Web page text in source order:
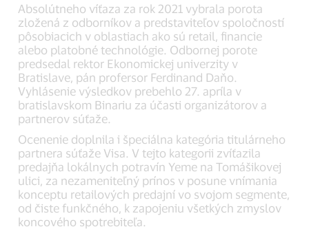
Absolútneho víťaza za rok 2021 vybrala porota
zložená z odborníkov a predstaviteľov spoločností
pôsobiacich v oblastiach ako sú retail, financie
alebo platobné technológie. Odbornej porote
predsedal rektor Ekonomickej univerzity v
Bratislave, pán profersor Ferdinand Daňo.
Vyhlásenie výsledkov prebehlo 27. apríla v
bratislavskom Binariu za účasti organizátorov a
partnerov súťaže.
Ocenenie doplnila i špeciálna kategória titulárneho
partnera súťaže Visa. V tejto kategorii zvíťazila
predajňa lokálnych potravín Yeme na Tomášikovej
ulici, za nezameniteľný prínos v posune vnímania
konceptu retailových predajní vo svojom segmente,
od čiste funkčného, k zapojeniu všetkých zmyslov
koncového spotrebiteľa.